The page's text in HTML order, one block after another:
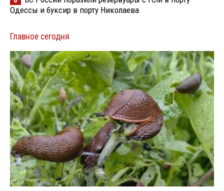
Одессы и буксир в порту Николаева
Главное сегодня